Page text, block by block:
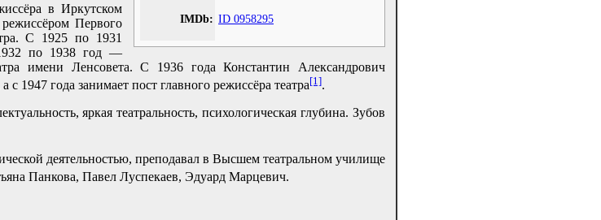
IMDb: ID 0958295
в Иркутском
Первого
С 1925 по 1931
по 1938 год —
имени Ленсовета. С 1936 года Константин Александрович
1947 года занимает пост главного режиссёра театра[1].
яркая театральность, психологическая глубина. Зубов
деятельностью, преподавал в Высшем театральном училище
Панкова, Павел Луспекаев, Эдуард Марцевич.